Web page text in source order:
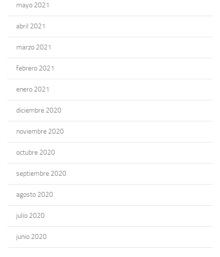
mayo 2021
abril 2021
marzo 2021
febrero 2021
enero 2021
diciembre 2020
noviembre 2020
octubre 2020
septiembre 2020
agosto 2020
julio 2020
junio 2020